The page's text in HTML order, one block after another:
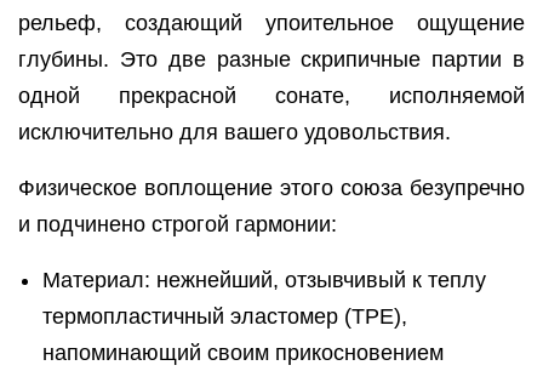
рельеф, создающий упоительное ощущение
глубины. Это две разные скрипичные партии в
одной прекрасной сонате, исполняемой
исключительно для вашего удовольствия.
Физическое воплощение этого союза безупречно
и подчинено строгой гармонии:
Материал: нежнейший, отзывчивый к теплу
термопластичный эластомер (TPE),
напоминающий своим прикосновением